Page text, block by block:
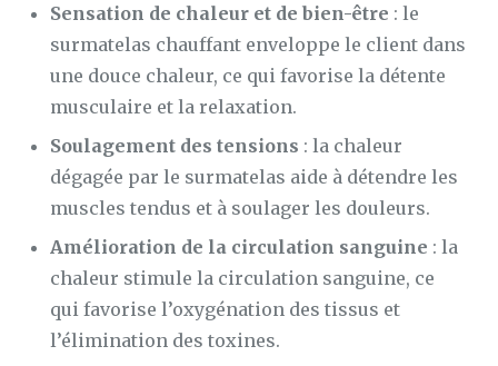
Sensation de chaleur et de bien-être : le
surmatelas chauffant enveloppe le client dans
une douce chaleur, ce qui favorise la détente
musculaire et la relaxation.
Soulagement des tensions : la chaleur
dégagée par le surmatelas aide à détendre les
muscles tendus et à soulager les douleurs.
Amélioration de la circulation sanguine : la
chaleur stimule la circulation sanguine, ce
qui favorise l’oxygénation des tissus et
l’élimination des toxines.